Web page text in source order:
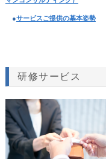
●サービスご提供の基本姿勢
研修サービス